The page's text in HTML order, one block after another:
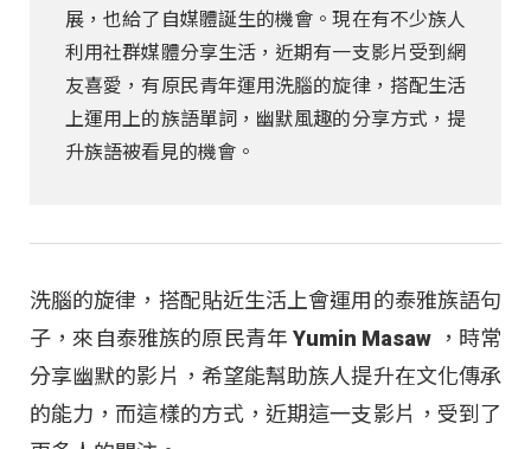
展，也給了自媒體誕生的機會。現在有不少族人
利用社群媒體分享生活，近期有一支影片受到網
友喜愛，有原民青年運用洗腦的旋律，搭配生活
上運用上的族語單詞，幽默風趣的分享方式，提
升族語被看見的機會。
洗腦的旋律，搭配貼近生活上會運用的泰雅族語句
子，來自泰雅族的原民青年 Yumin Masaw ，時常
分享幽默的影片，希望能幫助族人提升在文化傳承
的能力，而這樣的方式，近期這一支影片，受到了